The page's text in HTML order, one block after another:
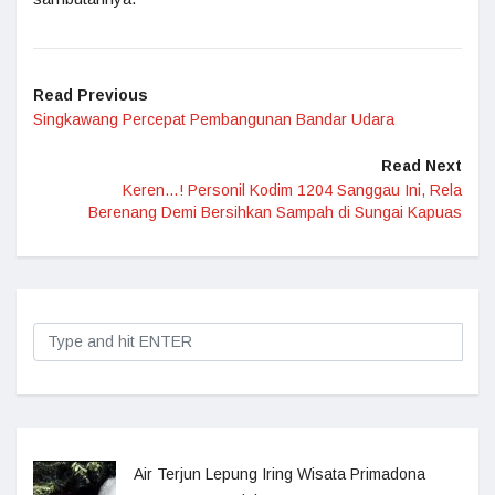
Read Previous
Singkawang Percepat Pembangunan Bandar Udara
Read Next
Keren…! Personil Kodim 1204 Sanggau Ini, Rela
Berenang Demi Bersihkan Sampah di Sungai Kapuas
Air Terjun Lepung Iring Wisata Primadona